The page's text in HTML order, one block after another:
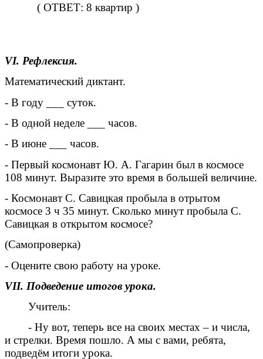
( ОТВЕТ: 8 квартир )
VI. Рефлексия.
Математический диктант.
- В году ___ суток.
- В одной неделе ___ часов.
- В июне ___ часов.
- Первый космонавт Ю. А. Гагарин был в космосе
108 минут. Выразите это время в большей величине.
- Космонавт С. Савицкая пробыла в отрытом
космосе 3 ч 35 минут. Сколько минут пробыла С.
Савицкая в открытом космосе?
(Самопроверка)
- Оцените свою работу на уроке.
VII. Подведение итогов урока.
Учитель:
- Ну вот, теперь все на своих местах – и числа,
и стрелки. Время пошло. А мы с вами, ребята,
подведём итоги урока.